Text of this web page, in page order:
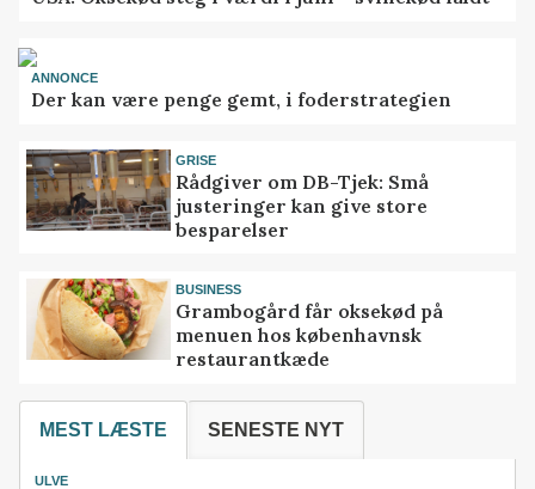
ANNONCE
Der kan være penge gemt, i foderstrategien
GRISE
Rådgiver om DB-Tjek: Små
justeringer kan give store
besparelser
BUSINESS
Grambogård får oksekød på
menuen hos københavnsk
restaurantkæde
MEST LÆSTE SENESTE NYT
ULVE